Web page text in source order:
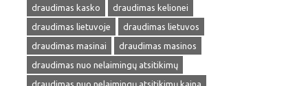
draudimas kasko
draudimas kelionei
draudimas lietuvoje
draudimas lietuvos
draudimas masinai
draudimas masinos
draudimas nuo nelaimingų atsitikimų
draudimas nuo nelaimingų atsitikimų kaina